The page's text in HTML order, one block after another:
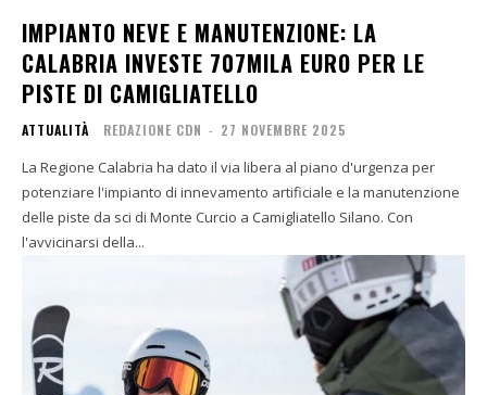
IMPIANTO NEVE E MANUTENZIONE: LA
CALABRIA INVESTE 707MILA EURO PER LE
PISTE DI CAMIGLIATELLO
ATTUALITÀ REDAZIONE CDN - 27 NOVEMBRE 2025
La Regione Calabria ha dato il via libera al piano d'urgenza per
potenziare l'impianto di innevamento artificiale e la manutenzione
delle piste da sci di Monte Curcio a Camigliatello Silano. Con
l'avvicinarsi della...